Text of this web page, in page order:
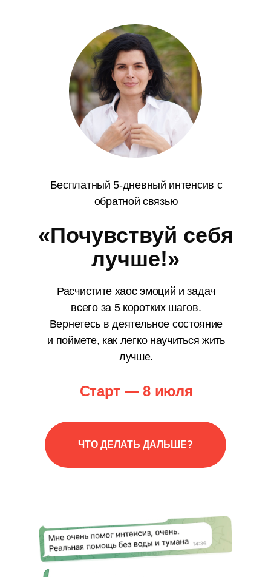
ЧТО ДЕЛАТЬ ДАЛЬШЕ?
«Почувствуй себя
лучше!»
Старт — 8 июля
Бесплатный 5-дневный интенсив с
обратной связью
Расчистите хаос эмоций и задач
всего за 5 коротких шагов.
Вернетесь в деятельное состояние
и поймете, как легко научиться жить
лучше.